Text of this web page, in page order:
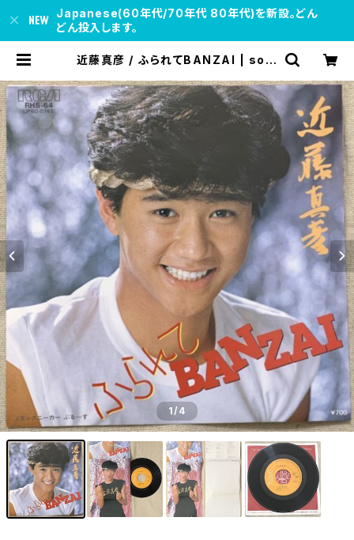
Japanese(60年代/70年代 80年代)を新設。どん
どん投入します。
近藤真彦 / ふられてBANZAI | soul
1/4